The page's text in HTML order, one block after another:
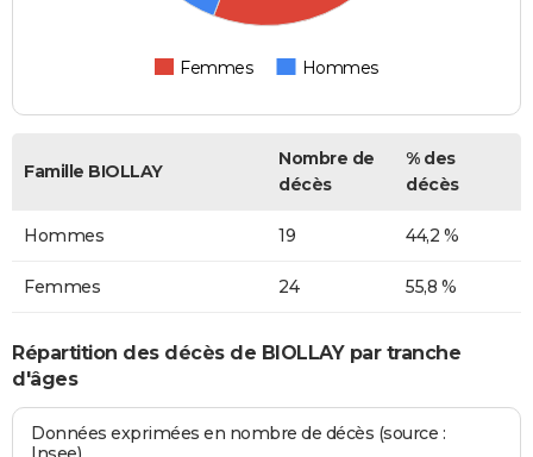
Femmes Hommes
Famille BIOLLAY
Nombre de
décès
% des
décès
Hommes 19 44,2 %
Femmes 24 55,8 %
Répartition des décès de BIOLLAY par tranche
d'âges
Données exprimées en nombre de décès (source :